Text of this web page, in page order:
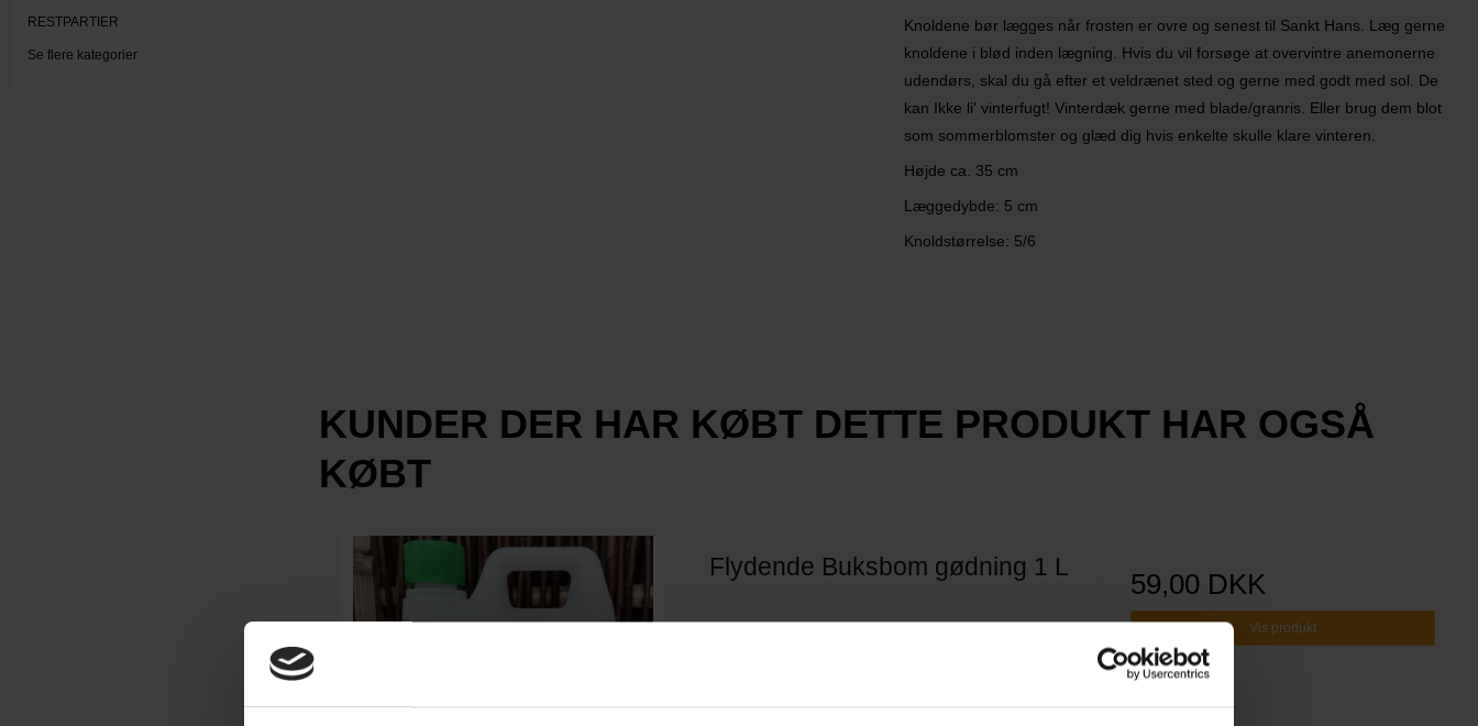
RESTPARTIER
Se flere kategorier
Knoldene bør lægges når frosten er ovre og senest til Sankt Hans. Læg gerne
knoldene i blød inden lægning. Hvis du vil forsøge at overvintre anemonerne
udendørs, skal du gå efter et veldrænet sted og gerne med godt med sol. De
kan Ikke li' vinterfugt! Vinterdæk gerne med blade/granris. Eller brug dem blot
som sommerblomster og glæd dig hvis enkelte skulle klare vinteren.
Højde ca. 35 cm
Læggedybde: 5 cm
Knoldstørrelse: 5/6
KUNDER DER HAR KØBT DETTE PRODUKT HAR OGSÅ
KØBT
Flydende Buksbom gødning 1 L
59,00 DKK
Vis produkt